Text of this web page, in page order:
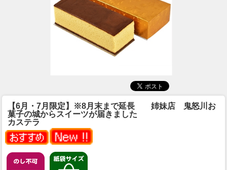
【6月・7月限定】※8月末まで延長 姉妹店 鬼怒川お
菓子の城からスイーツが届きました
カステラ